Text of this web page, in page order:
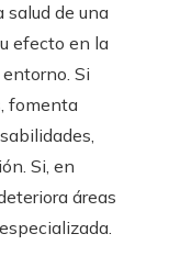
salud de una
efecto en la
Si
fomenta
Si, en
áreas